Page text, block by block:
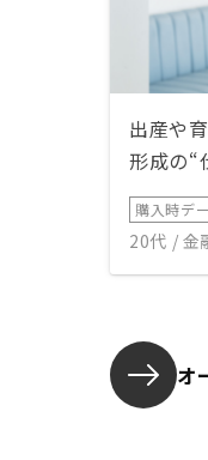
出産や
形成の“
購入時デ
20代 / 金
オ